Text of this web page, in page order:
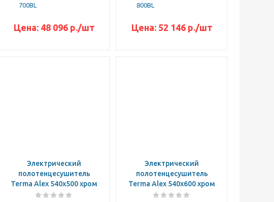
700BL
Цена: 48 096 р./шт
800BL
Цена: 52 146 р./шт
Электрический
полотенцесушитель
Terma Alex 540x500 хром
Электрический
полотенцесушитель
Terma Alex 540x600 хром